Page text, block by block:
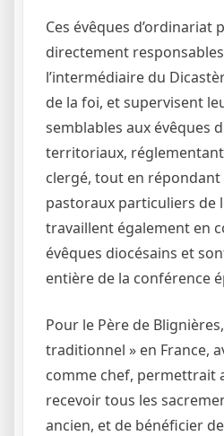
Ces évêques d’ordinariat
directement
l’intermédiaire du
de la foi, et supervisent
semblables aux évêques
territoriaux,
clergé, tout en répondant
pastoraux particuliers de
travaillent également en
évêques diocésains et
entière de la conférence
Pour le Père de
traditionnel » en France,
comme chef, permettrait
recevoir tous les
ancien, et de bénéficier